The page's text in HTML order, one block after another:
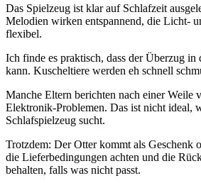
Das Spielzeug ist klar auf Schlafzeit
Melodien wirken entspannend, die Licht-
flexibel.
Ich finde es praktisch, dass der Überzug in
kann. Kuscheltiere werden eh schnell
Manche Eltern berichten nach einer Weile
Elektronik-Problemen. Das ist nicht ideal,
Schlafspielzeug sucht.
Trotzdem: Der Otter kommt als Geschenk
die Lieferbedingungen achten und die
behalten, falls was nicht passt.